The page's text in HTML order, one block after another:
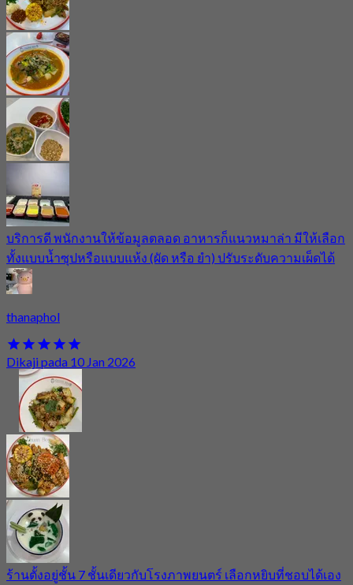
บริการดี พนักงานให้ข้อมูลตลอด อาหารก็แนวหมาล่า มีให้เลือก
ทั้งแบบน้ำซุปหรือแบบแห้ง (ผัด หรือ ยำ) ปรับระดับความเผ็ดได้
thanaphol
Dikaji pada 10 Jan 2026
ร้านตั้งอยู่ชั้น 7 ชั้นเดียวกับโรงภาพยนตร์ เลือกหยิบที่ชอบได้เอง